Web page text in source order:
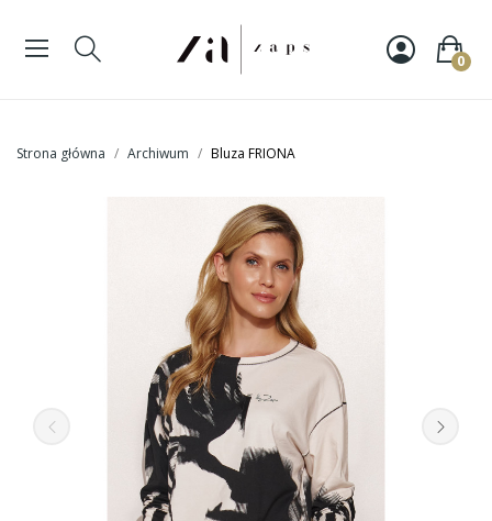
0
Strona główna Archiwum Bluza FRIONA